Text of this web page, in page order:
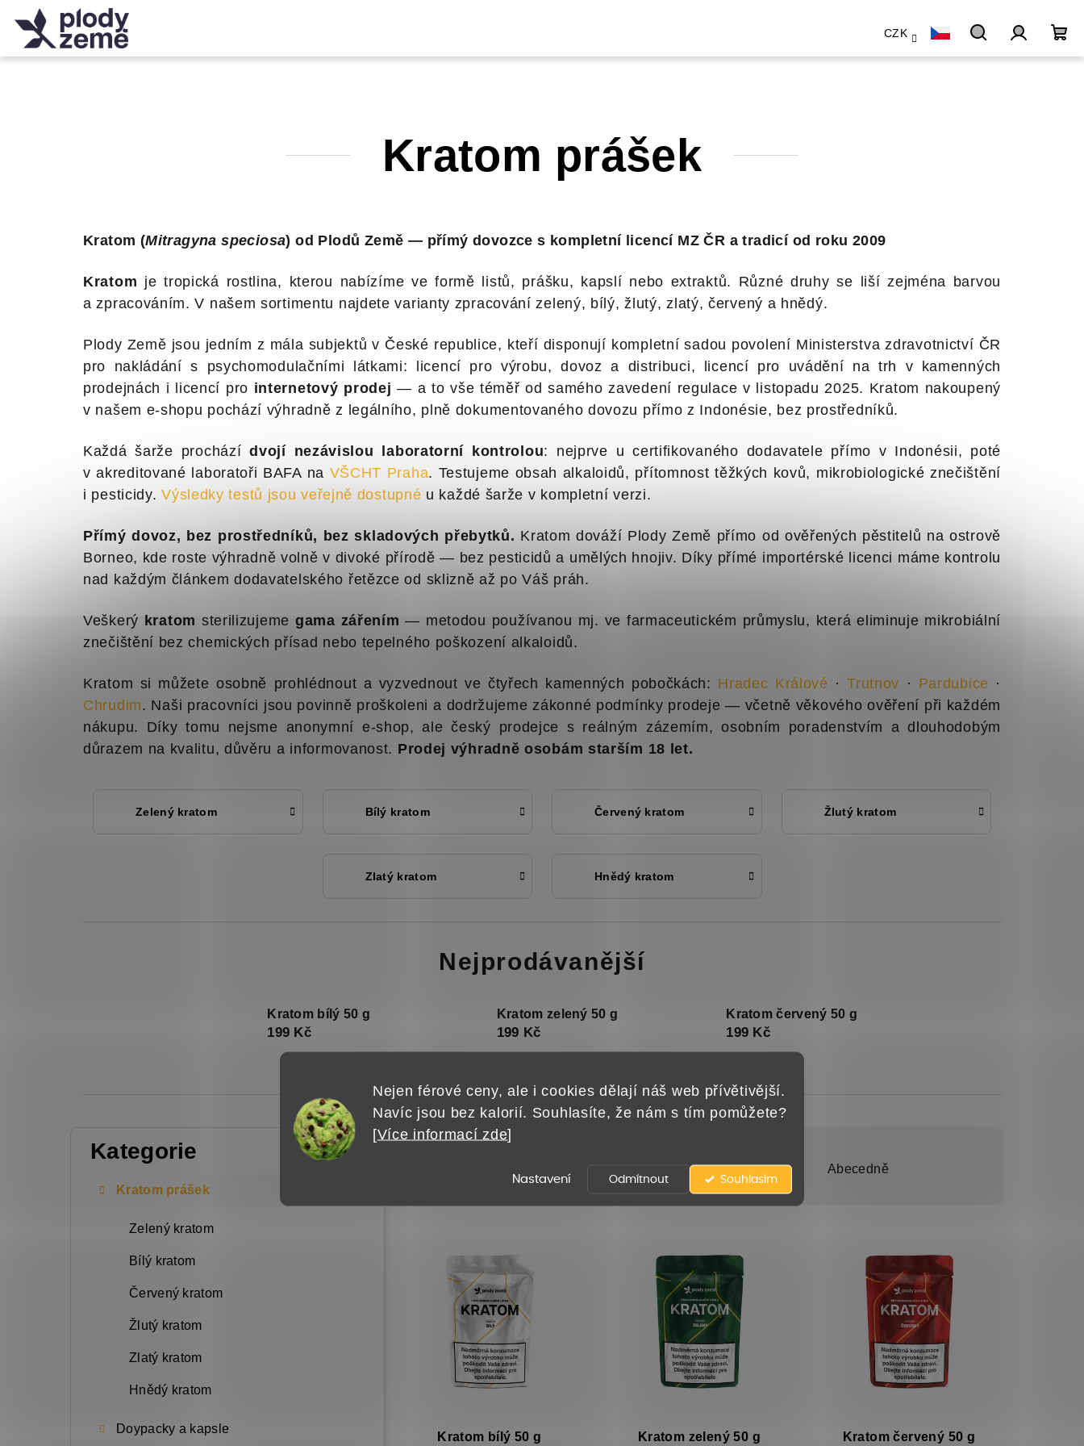
Nejen férové ceny, ale i cookies dělají náš web přívětivější.
Navíc jsou bez kalorií. Souhlasíte, že nám s tím pomůžete?
[Více informací zde]
Souhlasím
Odmítnout
Nastavení
obsah
CZK
Hledat
Kratom prášek
Kratom (Mitragyna speciosa) od Plodů Země — přímý dovozce s kompletní licencí MZ ČR a tradicí od roku 2009
Kratom je tropická rostlina, kterou nabízíme ve formě listů, prášku, kapslí nebo extraktů. Různé druhy se liší zejména barvou
a zpracováním. V našem sortimentu najdete varianty zpracování zelený, bílý, žlutý, zlatý, červený a hnědý.
Plody Země jsou jedním z mála subjektů v České republice, kteří disponují kompletní sadou povolení Ministerstva zdravotnictví ČR
pro nakládání s psychomodulačními látkami: licencí pro výrobu, dovoz a distribuci, licencí pro uvádění na trh v kamenných
prodejnách i licencí pro internetový prodej — a to vše téměř od samého zavedení regulace v listopadu 2025. Kratom nakoupený
v našem e-shopu pochází výhradně z legálního, plně dokumentovaného dovozu přímo z Indonésie, bez prostředníků.
Každá šarže procházídvojí nezávislou laboratorní kontrolou: nejprve u certifikovaného dodavatele přímo v Indonésii, poté
v akreditované laboratoři BAFA na VŠCHT Praha. Testujeme obsah alkaloidů, přítomnost těžkých kovů, mikrobiologické znečištění
i pesticidy.Výsledky testů jsou veřejně dostupné u každé šarže v kompletní verzi.
Přímý dovoz, bez prostředníků, bez skladových přebytků. Kratom dováží Plody Země přímo od ověřených pěstitelů na ostrově
Borneo, kde roste výhradně volně v divoké přírodě — bez pesticidů a umělých hnojiv. Díky přímé importérské licenci máme kontrolu
nad každým článkem dodavatelského řetězce od sklizně až po Váš práh.
Veškerý kratom sterilizujeme gama zářením — metodou používanou mj. ve farmaceutickém průmyslu, která eliminuje mikrobiální
znečištění bez chemických přísad nebo tepelného poškození alkaloidů.
Kratom si můžete osobně prohlédnout a vyzvednout ve čtyřech kamenných pobočkách: Hradec Králové ·Trutnov · Pardubice ·
Chrudim. Naši pracovníci jsou povinně proškoleni a dodržujeme zákonné podmínky prodeje — včetně věkového ověření při každém
nákupu. Díky tomu nejsme anonymní e-shop, ale český prodejce s reálným zázemím, osobním poradenstvím a dlouhodobým
důrazem na kvalitu, důvěru a informovanost. Prodej výhradně osobám starším 18 let.
Zelený kratom Bílý kratom Červený kratom Žlutý kratom
Zlatý kratom Hnědý kratom
Nejprodávanější
Kratom bílý 50 g
199 Kč
Kratom zelený 50 g
199 Kč
Kratom červený 50 g
199 Kč
Přeskočit
kategorie
Kategorie
Kratom prášek
Zelený kratom
Bílý kratom
Červený kratom
Žlutý kratom
Zlatý kratom
Hnědý kratom
Doypacky a kapsle
Ř
z
Nejlevnější Nejprodávanější Abecedně
Kratom bílý 50 g
Kratom zelený 50 g
Kratom červený 50 g